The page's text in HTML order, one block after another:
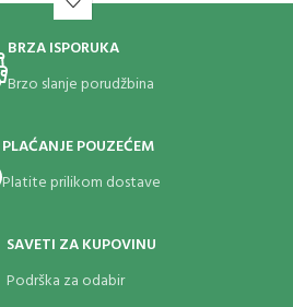
BRZA ISPORUKA
Brzo slanje porudžbina
PLAĆANJE POUZEĆEM
Platite prilikom dostave
SAVETI ZA KUPOVINU
Podrška za odabir